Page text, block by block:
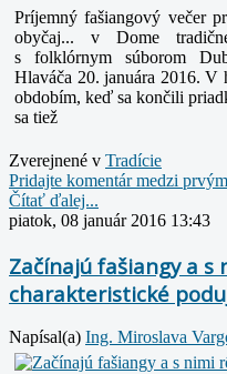
Príjemný fašiangový večer
obyčaj... v Dome
s folklórnym súborom
Hlaváča 20. januára 2016. V
obdobím, keď sa končili
sa tiež
Zverejnené v Tradície
Pridajte komentár medzi
Čítať ďalej...
piatok, 08 január 2016 13:43
Začínajú fašiangy a s
charakteristické
Napísal(a) Ing. Miroslava